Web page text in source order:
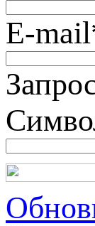
E-mail